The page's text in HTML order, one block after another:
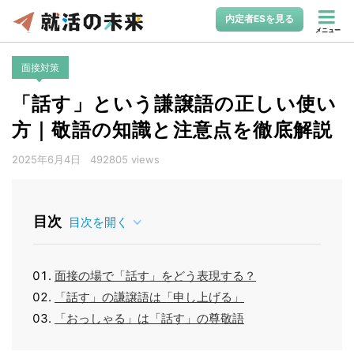
内定者ESを見る
メニュー
面接対策
「話す」という謙譲語の正しい使い
方｜敬語の知識と注意点を徹底解説
2025年6月4日 492805 views
目次 目次を開く
面接の場で「話す」をどう表現する？
「話す」の謙譲語は「申し上げる」
「おっしゃる」は「話す」の尊敬語